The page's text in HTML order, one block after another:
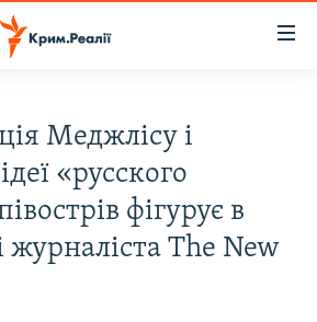
Меджлісу і
«русского
фігурує в
журналіста The New